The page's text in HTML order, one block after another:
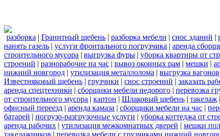
разборка | Гранитный щебень | разборка мебели | снос зданий |
нанять газель | услуги фронтального погрузчика | аренда
строительного мусора | выгрузка фуры | уборка квартиры от
строений | разнорабочие на час | вывоз оконных рам | мешки |
нижний новгород | утилизация металлолома | выгрузка вагонов
Известняковый щебень | грузчики | снос строений | заказать
аренда спецтехники | сборщики мебели недорого | перевозка
от строительного мусора | картон | Шлаковый щебень | такелаж
офисный переезд | аренда камаза | сборщики мебели на час |
батарей | погрузо-разгрузочные услуги | уборка коттеджа от
аренда рабочих | утилизация межкомнатных дверей | мешки
такелажников | перевозка мебели с грузчиками нижний